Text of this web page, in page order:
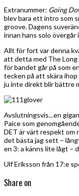
Extranummer: Going
blev bara ett intro som
groove. Dagens
innan hans solo övergår
Allt för fort var denna
att detta med The
för bandet går på som
tecken på att skära ihop
ju inte direkt blir bättre
Avslutningsvis…en
Paice som
DET är värt respekt om
det bästa jag sett –
en 3: a känns lite lågt –
Ulf Eriksson från 17:e
Share on